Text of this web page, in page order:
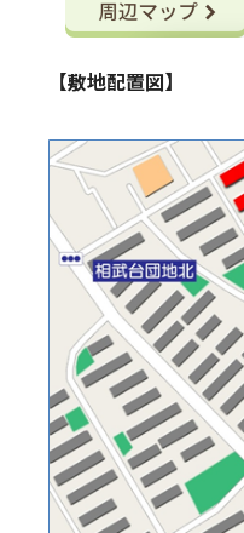
【敷地配置図】